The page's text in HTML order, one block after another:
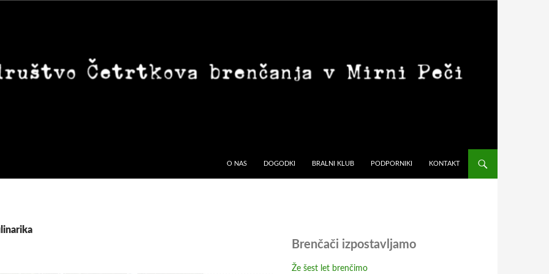
O NAS DOGODKI BRALNI KLUB PODPORNIKI KONTAKT
Brenčači izpostavljamo
Že šest let brenčimo